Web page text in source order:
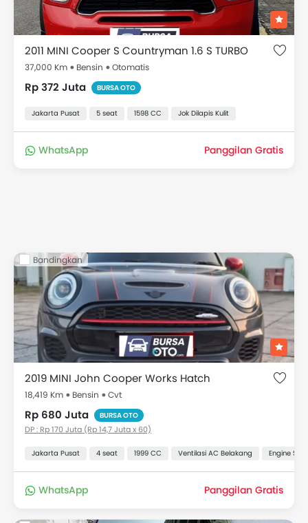
2011 MINI Cooper S Countryman 1.6 S TURBO
37,000 Km Bensin Otomatis
Rp 372 Juta BURSA OTO
Jakarta Pusat 5 seat 1598 CC Jok Dilapis Kulit
WhatsApp Panggilan Gratis
Bandingkan
2019 MINI John Cooper Works Hatch
18,419 Km Bensin Cvt
Rp 680 Juta BURSA OTO
DP : Rp 170 Juta (Rp 14,7 Juta x 60)
Jakarta Pusat 4 seat 1999 CC Ventilasi AC Belakang Engine
WhatsApp Panggilan Gratis